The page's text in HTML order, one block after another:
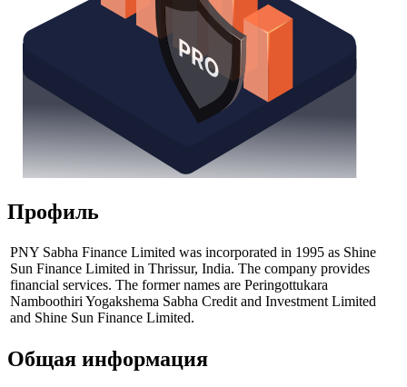
Профиль
PNY Sabha Finance Limited was incorporated in 1995 as Shine
Sun Finance Limited in Thrissur, India. The company provides
financial services. The former names are Peringottukara
Namboothiri Yogakshema Sabha Credit and Investment Limited
and Shine Sun Finance Limited.
Общая информация